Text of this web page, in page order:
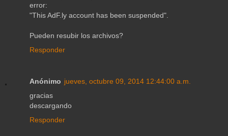
error:
"This AdF.ly account has been suspended".
Pueden resubir los archivos?
Responder
Anónimo jueves, octubre 09, 2014 12:44:00 a.m.
gracias
descargando
Responder